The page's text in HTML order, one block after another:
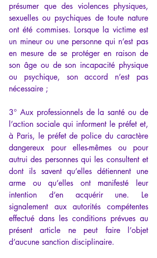
présumer que des violences physiques,
sexuelles ou psychiques de toute nature
ont été commises. Lorsque la victime est
un mineur ou une personne qui n’est pas
en mesure de se protéger en raison de
son âge ou de son incapacité physique
ou psychique, son accord n’est pas
nécessaire ;
3° Aux professionnels de la santé ou de
l’action sociale qui informent le préfet et,
à Paris, le préfet de police du caractère
dangereux pour elles-mêmes ou pour
autrui des personnes qui les consultent et
dont ils savent qu’elles détiennent une
arme ou qu’elles ont manifesté leur
intention d’en acquérir une. Le
signalement aux autorités compétentes
effectué dans les conditions prévues au
présent article ne peut faire l’objet
d’aucune sanction disciplinaire.